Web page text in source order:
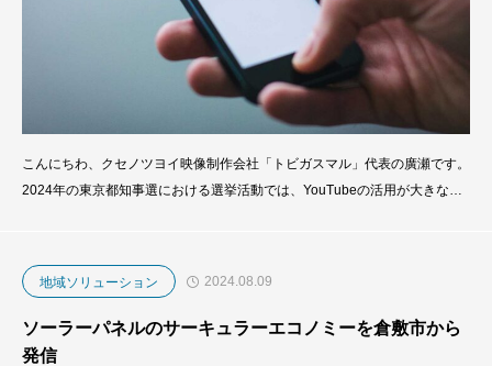
こんにちわ、クセノツヨイ映像制作会社「トビガスマル」代表の廣瀬です。
2024年の東京都知事選における選挙活動では、YouTubeの活用が大きな注
あります。私たち映像制作会社 合同会社トビガスマルでは、候補者がどの
ようにYouTubeを駆
地域ソリューション 2024.08.09
ソーラーパネルのサーキュラーエコノミーを倉敷市から
発信